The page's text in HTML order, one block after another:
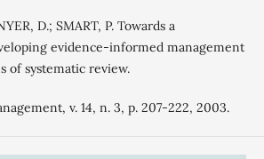
D.; SMART, P. Towards a
evidence-informed management
of systematic review.
v. 14, n. 3, p. 207-222, 2003.